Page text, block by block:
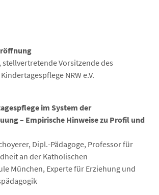
stellvertretende Vorsitzende des
NRW e.V.
im System der
– Empirische Hinweise zu Profil und
Dipl.-Pädagoge, Professor für
an der Katholischen
München, Experte für Erziehung und